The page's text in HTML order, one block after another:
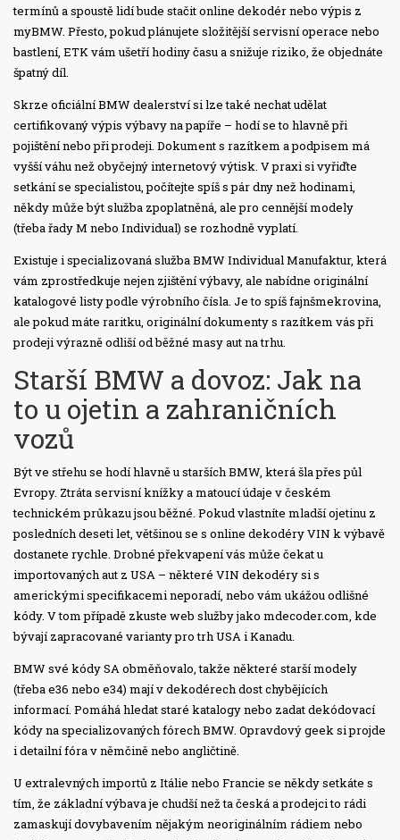
termínů a spoustě lidí bude stačit online dekodér nebo výpis z
myBMW. Přesto, pokud plánujete složitější servisní operace nebo
bastlení, ETK vám ušetří hodiny času a snižuje riziko, že objednáte
špatný díl.
Skrze oficiální BMW dealerství si lze také nechat udělat
certifikovaný výpis výbavy na papíře – hodí se to hlavně při
pojištění nebo při prodeji. Dokument s razítkem a podpisem má
vyšší váhu než obyčejný internetový výtisk. V praxi si vyřiďte
setkání se specialistou, počítejte spíš s pár dny než hodinami,
někdy může být služba zpoplatněná, ale pro cennější modely
(třeba řady M nebo Individual) se rozhodně vyplatí.
Existuje i specializovaná služba BMW Individual Manufaktur, která
vám zprostředkuje nejen zjištění výbavy, ale nabídne originální
katalogové listy podle výrobního čísla. Je to spíš fajnšmekrovina,
ale pokud máte raritku, originální dokumenty s razítkem vás při
prodeji výrazně odliší od běžné masy aut na trhu.
Starší BMW a dovoz: Jak na
to u ojetin a zahraničních
vozů
Být ve střehu se hodí hlavně u starších BMW, která šla přes půl
Evropy. Ztráta servisní knížky a matoucí údaje v českém
technickém průkazu jsou běžné. Pokud vlastníte mladší ojetinu z
posledních deseti let, většinou se s online dekodéry VIN k výbavě
dostanete rychle. Drobné překvapení vás může čekat u
importovaných aut z USA – některé VIN dekodéry si s
americkými specifikacemi neporadí, nebo vám ukážou odlišné
kódy. V tom případě zkuste web služby jako mdecoder.com, kde
bývají zapracované varianty pro trh USA i Kanadu.
BMW své kódy SA obměňovalo, takže některé starší modely
(třeba e36 nebo e34) mají v dekodérech dost chybějících
informací. Pomáhá hledat staré katalogy nebo zadat dekódovací
kódy na specializovaných fórech BMW. Opravdový geek si projde
i detailní fóra v němčině nebo angličtině.
U extralevných importů z Itálie nebo Francie se někdy setkáte s
tím, že základní výbava je chudší než ta česká a prodejci to rádi
zamaskují dovybavením nějakým neoriginálním rádiem nebo